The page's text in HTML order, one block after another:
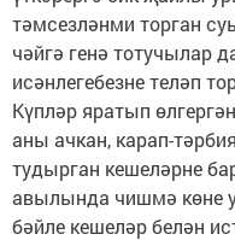
тәмсезләнми торган
чәйгә генә тотучылар
исәнлегебезне теләп
Күпләр яратып
аны ачкан, карап-
тудырган кешеләрне
авылында чишмә көне
бәйле кешеләр белән